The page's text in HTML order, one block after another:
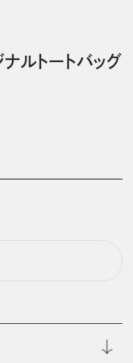
ナルトートバッグ